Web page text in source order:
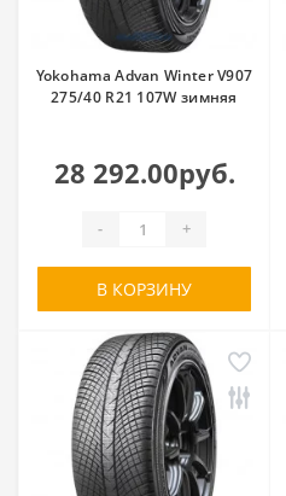
Yokohama Advan Winter V907
275/40 R21 107W зимняя
28 292.00руб.
- +
В КОРЗИНУ